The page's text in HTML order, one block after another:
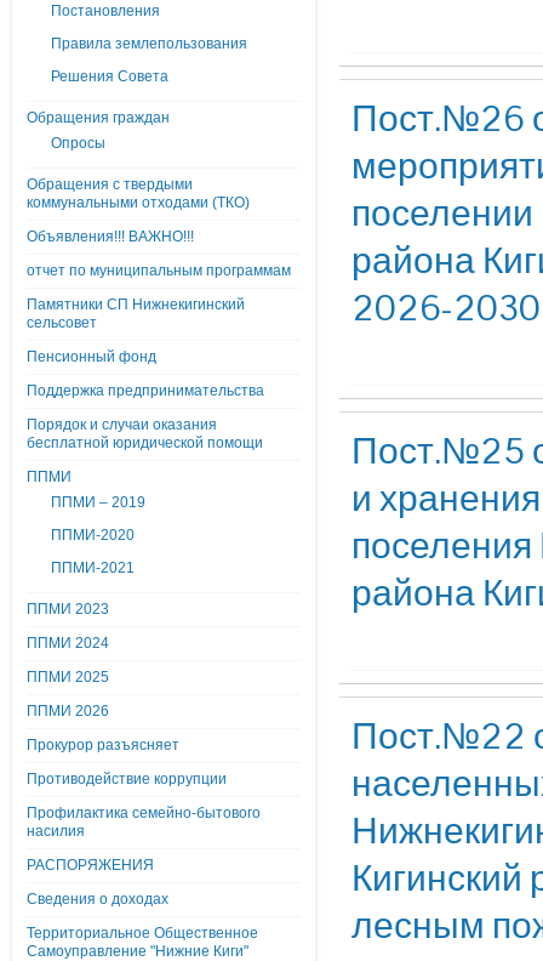
Постановления
Правила землепользования
Решения Совета
Обращения граждан
Опросы
Обращения с твердыми
коммунальными отходами (ТКО)
Объявления!!! ВАЖНО!!!
отчет по муниципальным программам
Памятники СП Нижнекигинский
сельсовет
Пенсионный фонд
Поддержка предпринимательства
Порядок и случаи оказания
бесплатной юридической помощи
ППМИ
ППМИ – 2019
ППМИ-2020
ППМИ-2021
ППМИ 2023
ППМИ 2024
ППМИ 2025
ППМИ 2026
Прокурор разъясняет
Противодействие коррупции
Профилактика семейно-бытового
насилия
РАСПОРЯЖЕНИЯ
Сведения о доходах
Территориальное Общественное
Самоуправление "Нижние Киги"
Пост.№26
района
2026-
Пост.№25
и
района
Пост.№22
лесным